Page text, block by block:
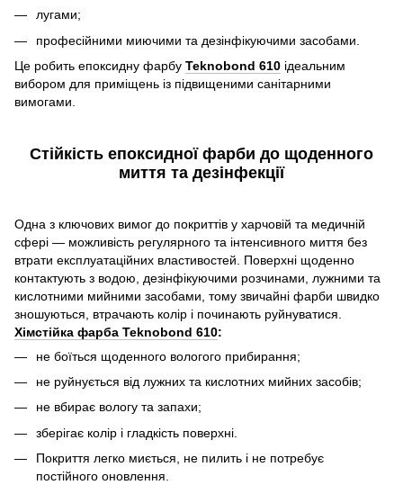
лугами;
професійними миючими та дезінфікуючими засобами.
Це робить епоксидну фарбу Teknobond 610 ідеальним
вибором для приміщень із підвищеними санітарними
вимогами.
Стійкість епоксидної фарби до щоденного
миття та дезінфекції
Одна з ключових вимог до покриттів у харчовій та медичній
сфері — можливість регулярного та інтенсивного миття без
втрати експлуатаційних властивостей. Поверхні щоденно
контактують з водою, дезінфікуючими розчинами, лужними та
кислотними мийними засобами, тому звичайні фарби швидко
зношуються, втрачають колір і починають руйнуватися.
Хімстійка фарба Teknobond 610:
не боїться щоденного вологого прибирання;
не руйнується від лужних та кислотних мийних засобів;
не вбирає вологу та запахи;
зберігає колір і гладкість поверхні.
Покриття легко миється, не пилить і не потребує
постійного оновлення.